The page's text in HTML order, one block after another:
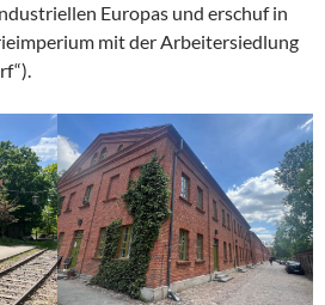
Europas und erschuf in
mit der Arbeitersiedlung